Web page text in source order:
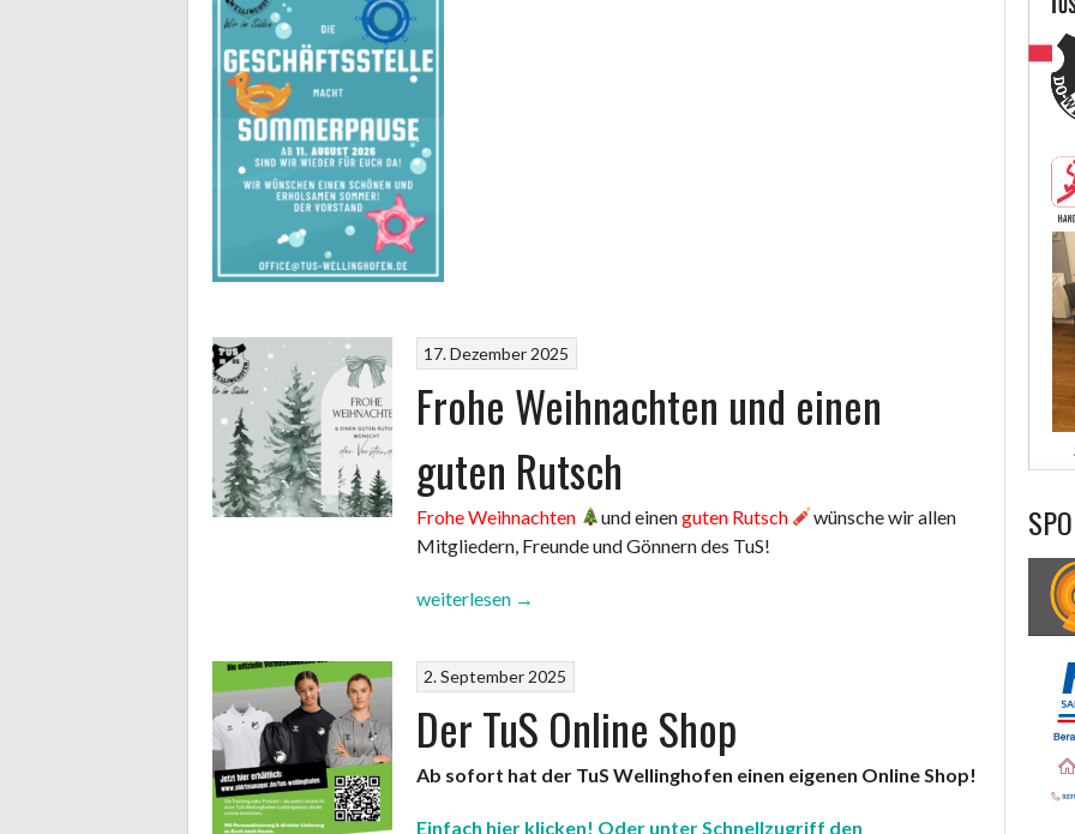
17. Dezember 2025
Frohe Weihnachten und einen
guten Rutsch
Frohe Weihnachten und einenguten Rutsch
wünsche wir allen
Mitgliedern, Freunde und Gönnern des TuS!
„Frohe
einen
guten
Rutsch“
weiterlesen →
2. September 2025
Der TuS Online Shop
Ab sofort hat der TuS Wellinghofen einen eigenen Online Shop!
Einfach hier klicken! Oder unter Schnellzugriff den